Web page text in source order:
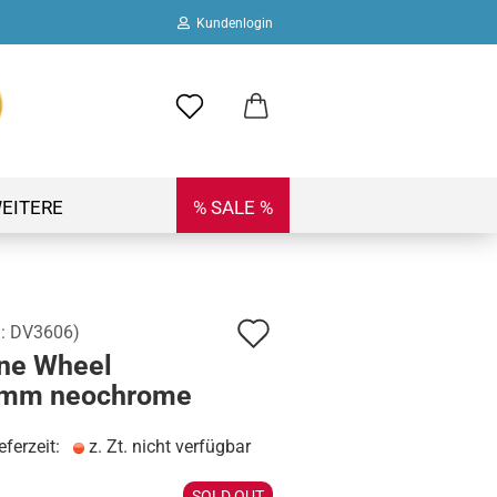
Kundenlogin
erstellen
vergessen?
% SALE %
DV3606)
Wheel
neochrome
z. Zt. nicht verfügbar